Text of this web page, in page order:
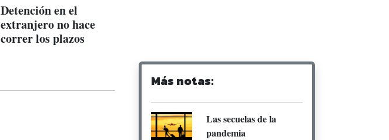
Detención en el
extranjero no hace
correr los plazos
Más notas:
Las secuelas de la
pandemia